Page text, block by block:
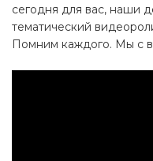
сегодня для вас, наши
тематический
Помним каждого. Мы с